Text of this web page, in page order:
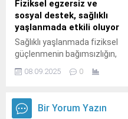
Fiziksel egzersiz ve
sosyal destek, sağlıklı
yaşlanmada etkili oluyor
Sağlıklı yaşlanmada fiziksel
güçlenmenin bağımsızlığın,
ömrün anahtarı olduğunu
Üniversitesi Sağlık Bilimleri
Fakültesi Fizyoterapi ve
08.09.2025 0
Bir Yorum Yazın